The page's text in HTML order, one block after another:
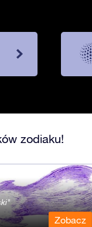
zodiaku!
Zobacz